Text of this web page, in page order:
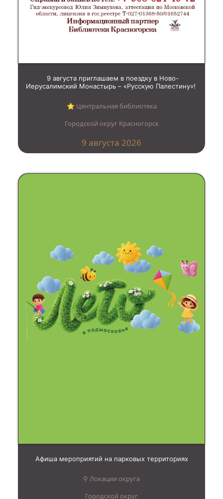
9 августа приглашаем в поездку в Ново-
Иерусалимский Монастырь – «Русскую Палестину»!
⭐︎ Центральная библиотека
Городской округ Красногорск
9 августа 2026
Афиша мероприятий на парковых территориях
⚲ Локации округа
Городской округ